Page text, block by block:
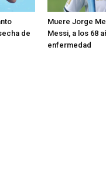
de
Muere Jorge
Messi, a los 68
enfermedad